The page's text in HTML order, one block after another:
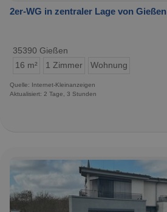
2er-WG in zentraler Lage von Gießen
35390 Gießen
16 m²
1 Zimmer Wohnung
Quelle: Internet-Kleinanzeigen
Aktualisiert: 2 Tage, 3 Stunden